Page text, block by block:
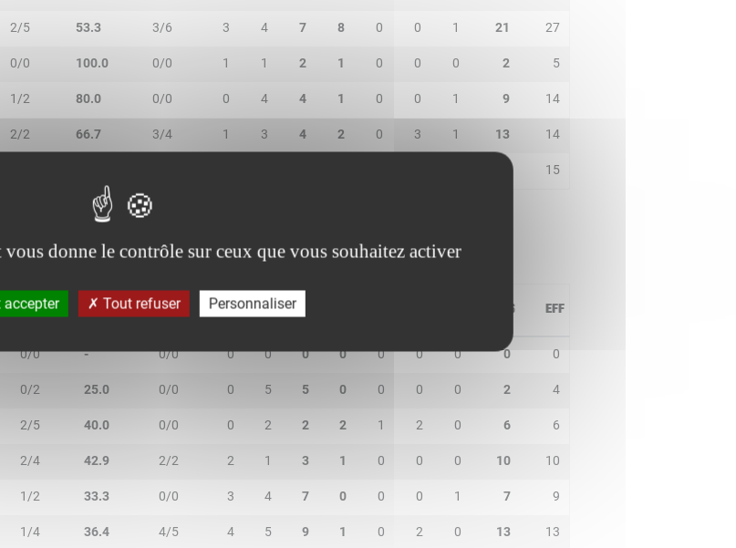
2/5 53.3 3/6 3 4 7 8 0 0 1 21 27
0/0 100.0 0/0 1 1 2 1 0 0 0 2 5
1/2 80.0 0/0 0 4 4 1 0 0 1 9 14
2/2 66.7 3/4 1 3 4 2 0 3 1 13 14
15
3R/3T TR/TT 1R/1T RO RD PTS EFF
0/0 - 0/0 0 0 0 0 0 0 0 0 0
0/2 25.0 0/0 0 5 5 0 0 0 0 2 4
2/5 40.0 0/0 0 2 2 2 1 2 0 6 6
2/4 42.9 2/2 2 1 3 1 0 0 0 10 10
1/2 33.3 0/0 3 4 7 0 0 0 1 7 9
1/4 36.4 4/5 4 5 9 1 0 2 0 13 13
donne le contrôle sur ceux que vous souhaitez activer
accepter Tout refuser Personnaliser